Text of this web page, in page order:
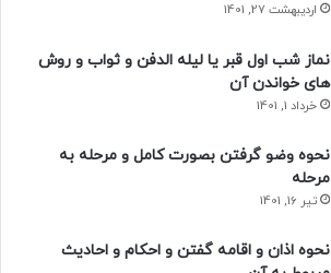
اردیبهشت 27, 1401
نماز شب اول قبر یا لیله الدفن و ثواب و روش
های خواندن آن
خرداد 1, 1401
نحوه وضو گرفتن بصورت کامل و مرحله به
مرحله
تیر 16, 1401
نحوه اذان و اقامه گفتن و احکام و احادیث